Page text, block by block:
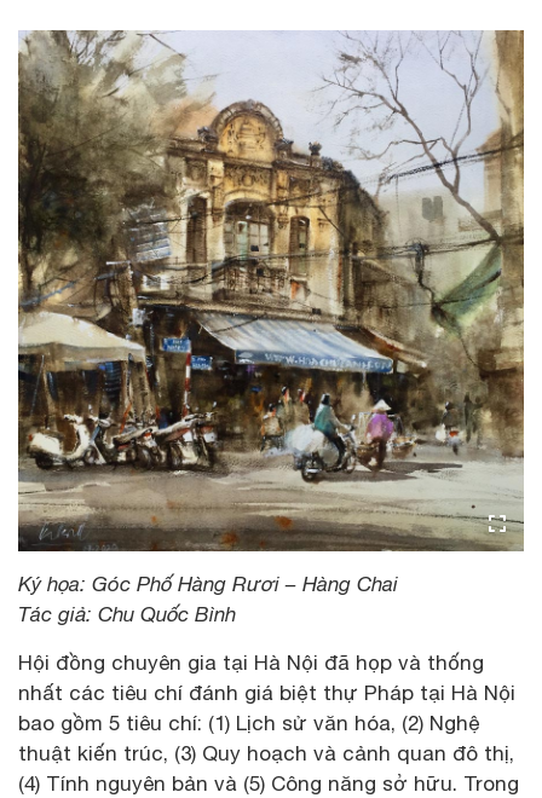
Ký họa: Góc Phố Hàng Rươi – Hàng Chai
Tác giả: Chu Quốc Bình
Hội đồng chuyên gia tại Hà Nội đã họp và thống
nhất các tiêu chí đánh giá biệt thự Pháp tại Hà Nội
bao gồm 5 tiêu chí: (1) Lịch sử văn hóa, (2) Nghệ
thuật kiến trúc, (3) Quy hoạch và cảnh quan đô thị,
(4) Tính nguyên bản và (5) Công năng sở hữu. Trong